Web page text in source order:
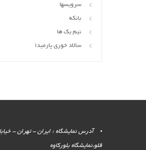
سرویسها
بانکه
نیم یک ها
سالاد خوری پارمیدا
قلو،نمایشگاه بلورکاوه